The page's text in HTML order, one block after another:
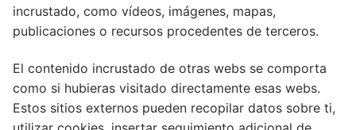
incrustado, como vídeos, imágenes, mapas,
publicaciones o recursos procedentes de terceros.
El contenido incrustado de otras webs se comporta
como si hubieras visitado directamente esas webs.
Estos sitios externos pueden recopilar datos sobre ti,